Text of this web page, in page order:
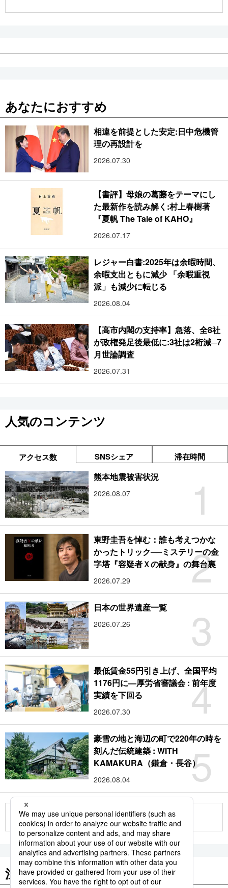
あなたにおすすめ
相違を前提とした安定:日中危機管
理の再設計を
2026.07.30
【書評】母娘の葛藤をテーマにし
た最新作を読み解く:村上春樹著
『夏帆 The Tale of KAHO』
2026.07.17
レジャー白書:2025年は余暇時間、
余暇支出ともに減少 「余暇重視
派」も減少に転じる
2026.08.04
【高市内閣の支持率】急落、全8社
が政権発足後最低に:3社は2桁減─7
月世論調査
2026.07.31
人気のコンテンツ
アクセス数 SNSシェア 滞在時間
1
熊本地震被害状況
2026.08.07
2
東野圭吾を悼む：誰も考えつかな
かったトリック──ミステリーの金
字塔『容疑者Ｘの献身』の舞台裏
2026.07.29
3
日本の世界遺産一覧
2026.07.26
4
最低賃金55円引き上げ、全国平均
1176円に―厚労省審議会 : 前年度
実績を下回る
2026.07.30
5
豪雪の地と海辺の町で220年の時を
刻んだ伝統建築 : WITH
KAMAKURA（鎌倉・長谷）
2026.08.04
もっと見る
注目のキーワード